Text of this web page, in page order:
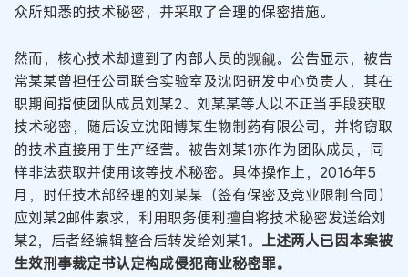
众所知悉的技术秘密，并采取了合理的保密措施。
然而，核心技术却遭到了内部人员的觊觎。公告显示，被告
常某某曾担任公司联合实验室及沈阳研发中心负责人，其在
职期间指使团队成员刘某2、刘某某等人以不正当手段获取
技术秘密，随后设立沈阳博某生物制药有限公司，并将窃取
的技术直接用于生产经营。被告刘某1亦作为团队成员，同
样非法获取并使用该等技术秘密。具体操作上，2016年5
月，时任技术部经理的刘某某（签有保密及竞业限制合同）
应刘某2邮件索求，利用职务便利擅自将技术秘密发送给刘
某2，后者经编辑整合后转发给刘某1。 上述两人已因本案被
生效刑事裁定书认定构成侵犯商业秘密罪。